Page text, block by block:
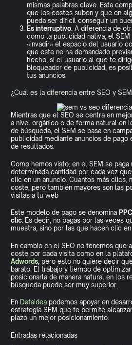
mismas palabras clave. Esta
que los costes suben y que en
pueda ser difícil conseguir un buen
Es interruptivo.A diferencia de
como la publicidad nativa, el SEM
«invadir» el espacio del usuario
que este no ha demandado
hecho, si el usuario al que te
bloqueador de publicidad, es
tus anuncios.
¿Cuál es la diferencia entre SEO y
Mientras que el SEO se centra en
a nivel orgánico o de forma natural en
de búsqueda, el SEM se basa en
publicidad mediante anuncios de pago
de resultados.
Como hemos visto, en el SEM se paga
determinada cantidad por cada vez
clic en un anuncio. Cuantos más clics,
coste, pero también mayores son las
visitas a tu web
Este modelo de pago se denomina PPC
clic. Es decir, no pagas por las veces
muestra, sino por las que hacen clic en
En cambio en el SEO no tenemos que
coste por cada visita como en la
Adwords, pero esto no quiere decir
barato. El trabajo y tiempo de
posicionarla de manera natural en los
búsqueda puede ser muy superior.
En Dataidea podemos apoyar en
estrategia SEM que te permite
plazo un mejor posicionamiento.
Entradas relacionadas